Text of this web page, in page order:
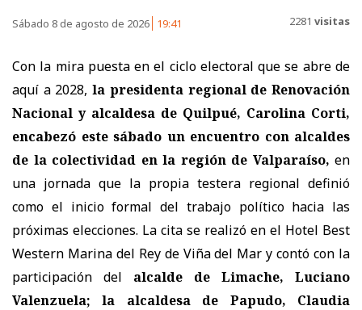
Sábado 8 de agosto de 2026 19:41 2281 visitas
Con la mira puesta en el ciclo electoral que se abre de
aquí a 2028,la presidenta regional de Renovación
Nacional y alcaldesa de Quilpué, Carolina Corti,
encabezó este sábado un encuentro con alcaldes
de la colectividad en la región de Valparaíso, en
una jornada que la propia testera regional definió
como el inicio formal del trabajo político hacia las
próximas elecciones. La cita se realizó en el Hotel Best
Western Marina del Rey de Viña del Mar y contó con la
participación del alcalde de Limache, Luciano
Valenzuela; la alcaldesa de Papudo, Claudia